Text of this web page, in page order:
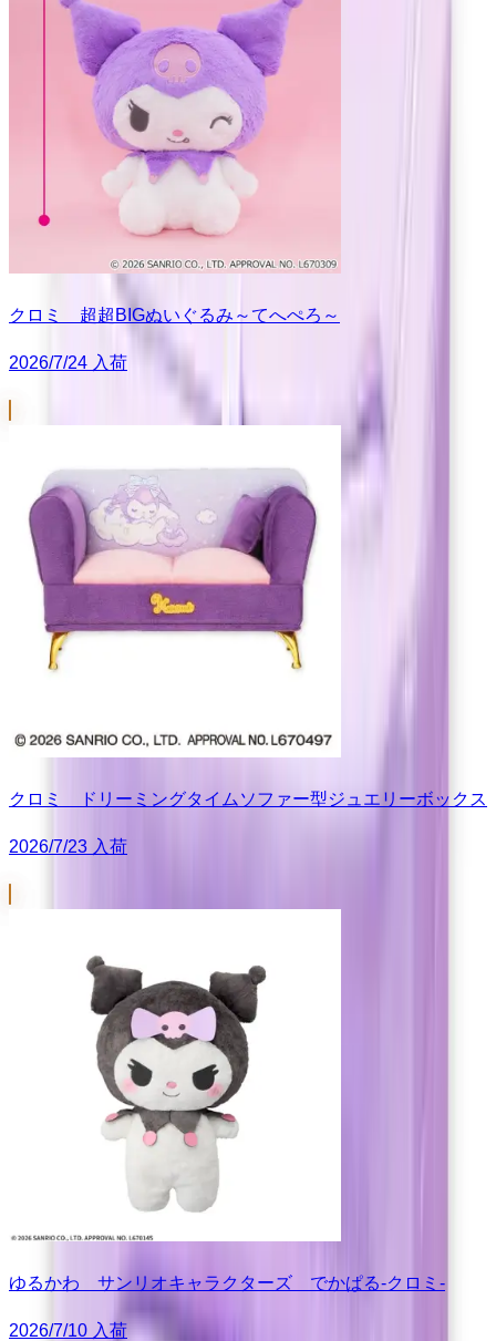
クロミ 超超BIGぬいぐるみ～てへぺろ～
2026/7/24 入荷
クロミ ドリーミングタイムソファー型ジュエリーボックス
2026/7/23 入荷
ゆるかわ サンリオキャラクターズ でかぱる‐クロミ‐
2026/7/10 入荷